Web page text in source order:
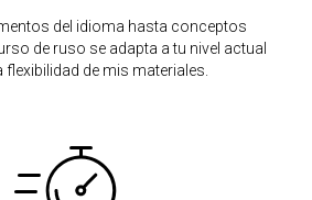
del idioma hasta conceptos
de ruso se adapta a tu nivel actual
flexibilidad de mis materiales.